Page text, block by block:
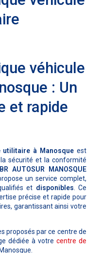
véhicule
: Un
et rapide
utilitaire à Manosque est
sécurité et la conformité
AUTOSUR MANOSQUE
un service complet,
et disponibles . Ce
précise et rapide pour
garantissant ainsi votre
proposés par ce centre de
dédiée à votre centre de